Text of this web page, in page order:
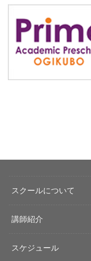
スクールについて
講師紹介
スケジュール